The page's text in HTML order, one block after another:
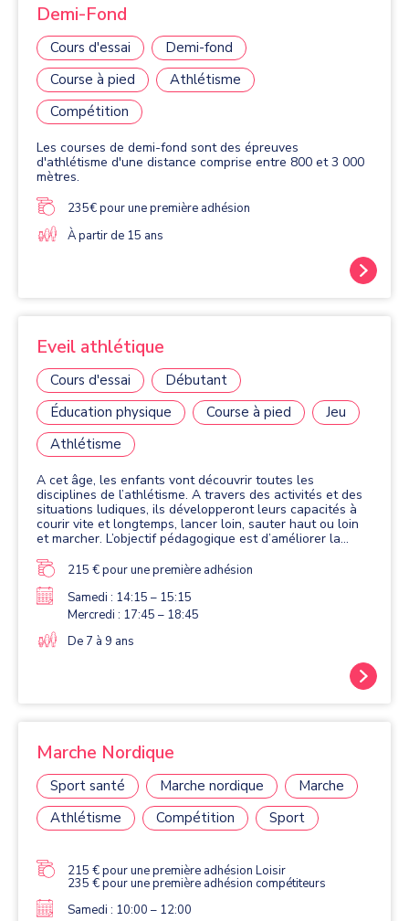
Demi-Fond
Cours d'essai
Demi-fond
Course à pied
Athlétisme
Compétition
Les courses de demi-fond sont des épreuves
d'athlétisme d'une distance comprise entre 800 et 3 000
mètres.
235€ pour une première adhésion
À partir de 15 ans
Eveil athlétique
Cours d'essai
Débutant
Éducation physique
Course à pied
Jeu
Athlétisme
A cet âge, les enfants vont découvrir toutes les
disciplines de l’athlétisme. A travers des activités et des
situations ludiques, ils développeront leurs capacités à
courir vite et longtemps, lancer loin, sauter haut ou loin
et marcher. L’objectif pédagogique est d’améliorer la
d’équipe.215 € pour une première adhésion
Samedi : 14:15 – 15:15
Mercredi : 17:45 – 18:45
De 7 à 9 ans
Marche Nordique
Sport santé Marche nordique
Marche
Athlétisme
Compétition Sport
215 € pour une première adhésion Loisir
235 € pour une première adhésion compétiteurs
Samedi : 10:00 – 12:00